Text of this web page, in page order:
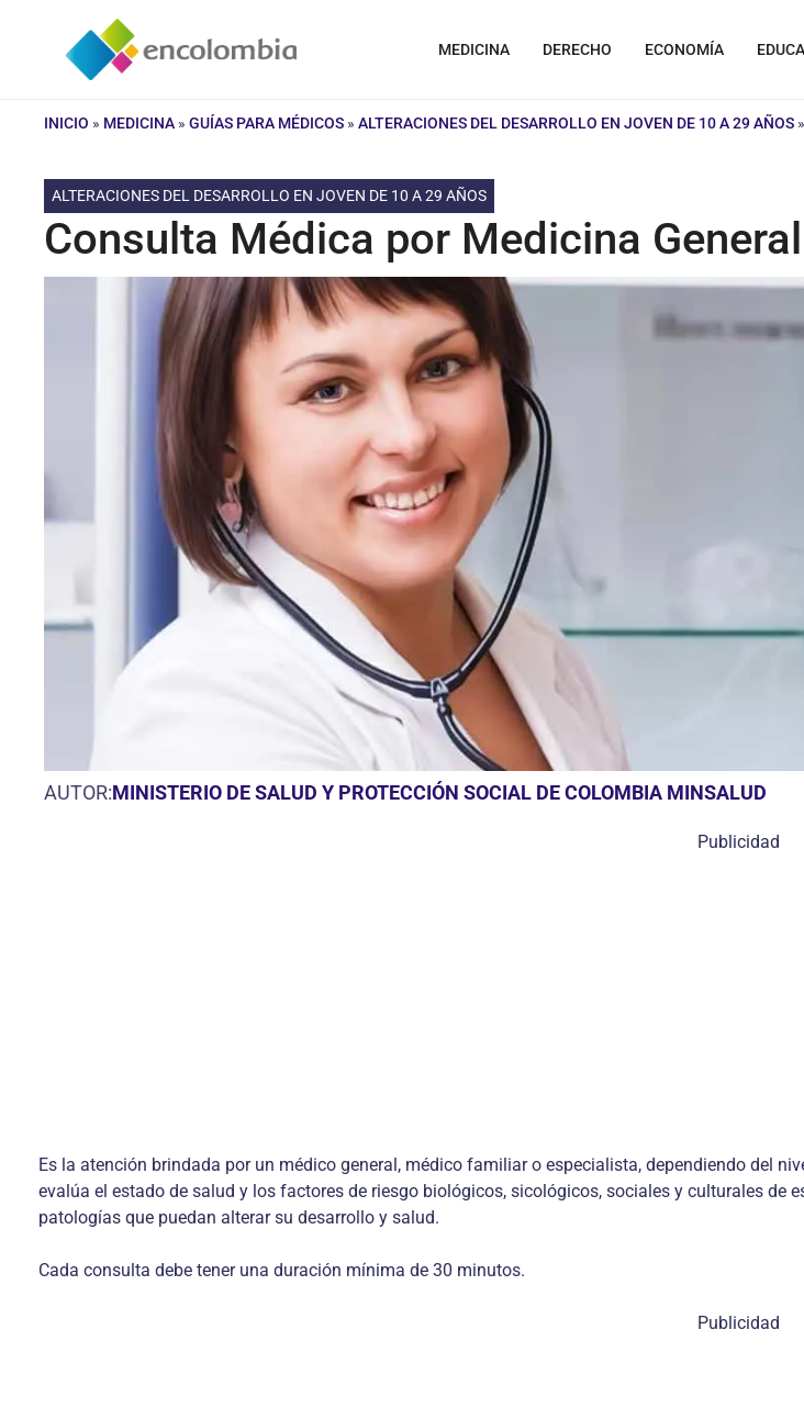
contenido
MEDICINA DERECHO ECONOMÍA
INICIO » MEDICINA » GUÍAS PARA MÉDICOS » ALTERACIONES DEL DESARROLLO EN JOVEN DE 10 A 29 AÑOS »
ALTERACIONES DEL DESARROLLO EN JOVEN DE 10 A 29 AÑOS
Consulta Médica por Medicina
AUTOR:MINISTERIO DE SALUD Y PROTECCIÓN SOCIAL DE COLOMBIA MINSALUD
Publicidad
Es la atención brindada por un médico general, médico familiar o especialista, dependiendo del
evalúa el estado de salud y los factores de riesgo biológicos, sicológicos, sociales y culturales
patologías que puedan alterar su desarrollo y salud.
Cada consulta debe tener una duración mínima de 30 minutos.
Publicidad